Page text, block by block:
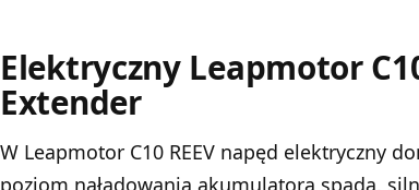
Elektryczny Leapmotor
Extender
W Leapmotor C10 REEV napęd elektryczny